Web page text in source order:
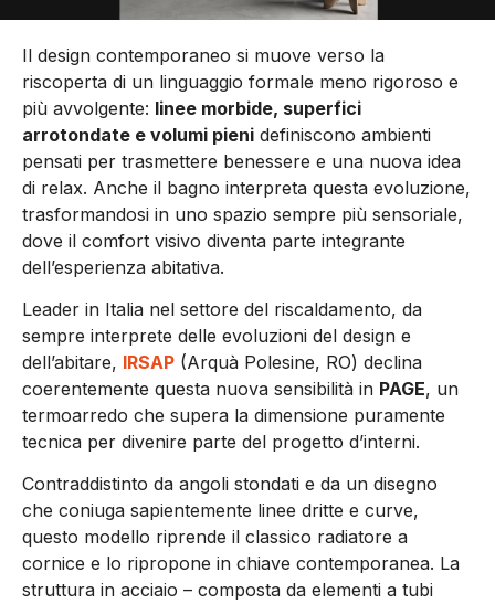
Il design contemporaneo si muove verso la
riscoperta di un linguaggio formale meno rigoroso e
più avvolgente: linee morbide, superfici
arrotondate e volumi pieni definiscono ambienti
pensati per trasmettere benessere e una nuova idea
di relax. Anche il bagno interpreta questa evoluzione,
trasformandosi in uno spazio sempre più sensoriale,
dove il comfort visivo diventa parte integrante
dell’esperienza abitativa.
Leader in Italia nel settore del riscaldamento, da
sempre interprete delle evoluzioni del design e
dell’abitare, IRSAP (Arquà Polesine, RO) declina
coerentemente questa nuova sensibilità in PAGE, un
termoarredo che supera la dimensione puramente
tecnica per divenire parte del progetto d’interni.
Contraddistinto da angoli stondati e da un disegno
che coniuga sapientemente linee dritte e curve,
questo modello riprende il classico radiatore a
cornice e lo ripropone in chiave contemporanea. La
struttura in acciaio – composta da elementi a tubi